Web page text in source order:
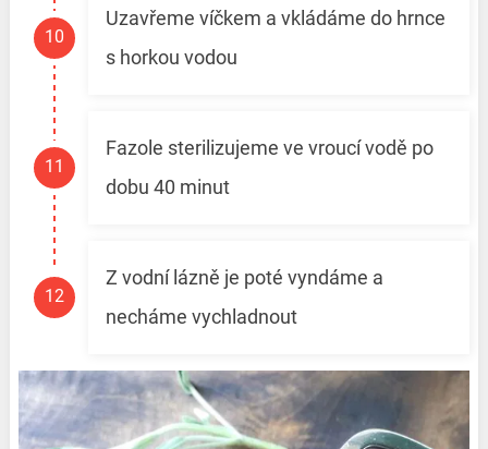
Uzavřeme víčkem a vkládáme do hrnce
s horkou vodou
Fazole sterilizujeme ve vroucí vodě po
dobu 40 minut
Z vodní lázně je poté vyndáme a
necháme vychladnout